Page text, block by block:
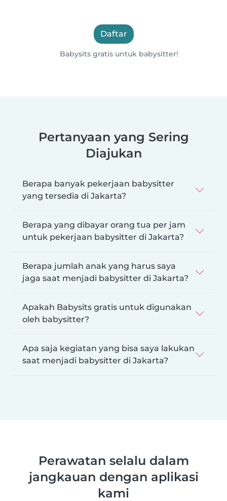
Daftar
Babysits gratis untuk babysitter!
Pertanyaan yang Sering
Diajukan
Berapa banyak pekerjaan babysitter
yang tersedia di Jakarta?
Berapa yang dibayar orang tua per jam
untuk pekerjaan babysitter di Jakarta?
Berapa jumlah anak yang harus saya
jaga saat menjadi babysitter di Jakarta?
Apakah Babysits gratis untuk digunakan
oleh babysitter?
Apa saja kegiatan yang bisa saya lakukan
saat menjadi babysitter di Jakarta?
Perawatan selalu dalam
jangkauan dengan aplikasi
kami